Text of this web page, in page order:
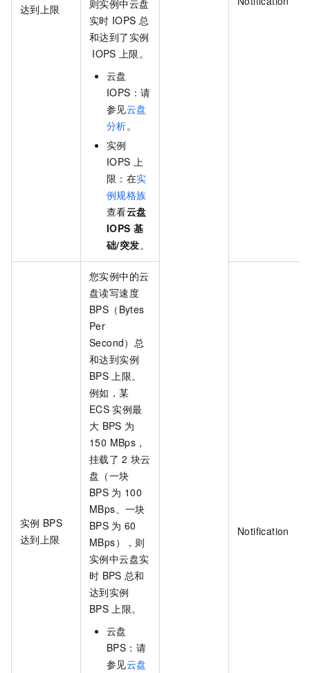
达到上限
则实例中云盘
实时 IOPS 总
和达到了实例
IOPS 上限。
云盘
IOPS：请
参见云盘
分析。
实例
IOPS 上
限：在实
例规格族
查看云盘
IOPS 基
础/突发。
实例 BPS
达到上限
您实例中的云
盘读写速度
BPS（Bytes
Per
Second）总
和达到实例
BPS 上限。
例如，某
ECS 实例最
大 BPS 为
150 MBps，
挂载了 2 块云
盘（一块
BPS 为 100
MBps、一块
BPS 为 60
MBps），则
实例中云盘实
时 BPS 总和
达到实例
BPS 上限。
云盘
BPS：请
参见云盘
Notification